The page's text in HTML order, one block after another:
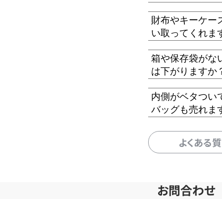
財布やキーケー
い取ってくれま
箱や保存袋がな
は下がりますか
内側がベタつい
バッグも売れま
よくある
お問合わせ